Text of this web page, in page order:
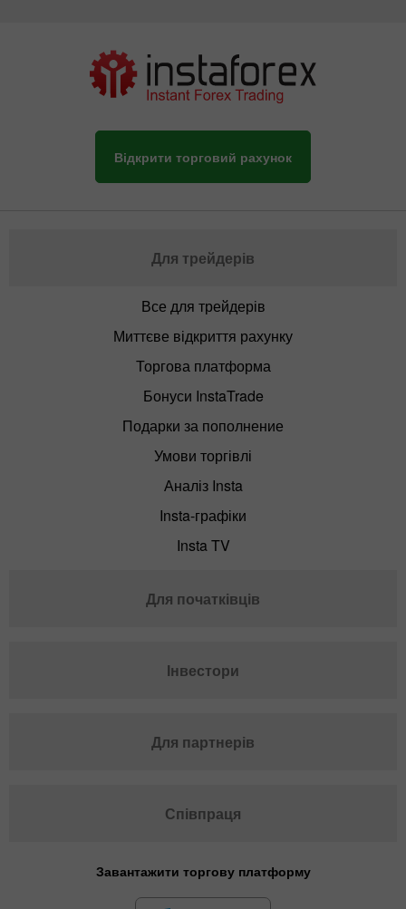
Відкрити торговий рахунок
Для трейдерів
Все для трейдерів
Миттєве відкриття рахунку
Торгова платформа
Бонуси InstaTrade
Подарки за пополнение
Умови торгівлі
Аналіз Insta
Insta-графіки
Insta TV
Для початківців
Інвестори
Для партнерів
Співпраця
Завантажити торгову платформу